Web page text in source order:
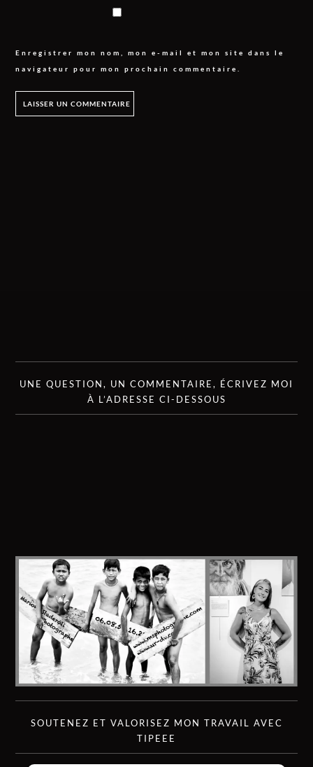
Enregistrer mon nom, mon e-mail et mon site dans le
navigateur pour mon prochain commentaire.
UNE QUESTION, UN COMMENTAIRE, ÉCRIVEZ MOI
À L’ADRESSE CI-DESSOUS
SOUTENEZ ET VALORISEZ MON TRAVAIL AVEC
TIPEEE